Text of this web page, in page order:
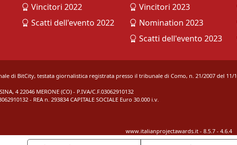
Vincitori 2022
Scatti dell'evento 2022
Vincitori 2023
Nomination 2023
Scatti dell'evento 2023
di BitCity, testata giornalistica registrata presso il tribunale di Como, n. 21/2007 del 11/
4 22046 MERONE (CO) - P.IVA/C.F.03062910132
- REA n. 293834 CAPITALE SOCIALE Euro 30.000 i.v.
www.italianprojectawards.it - 8.5.7 - 4.6.4